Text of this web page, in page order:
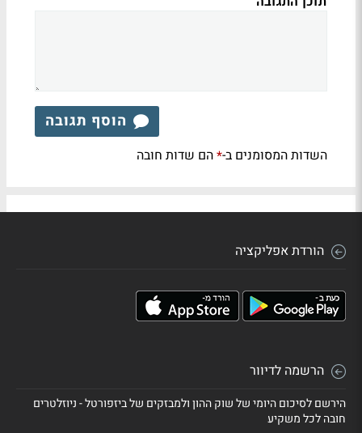
הוסף תגובה
השדות המסומנים ב-*הם שדות חובה
הורדת אפליקציה
הרשמה לדיוור
הירשם לסיכום היומי של שוק ההון ולמבזקים של ביזפורטל - ניוזלטרים
חובה לכל משקיע